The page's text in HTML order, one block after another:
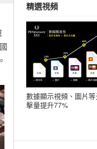
精選視頻
數據顯示視頻、圖片
擊量提升77%